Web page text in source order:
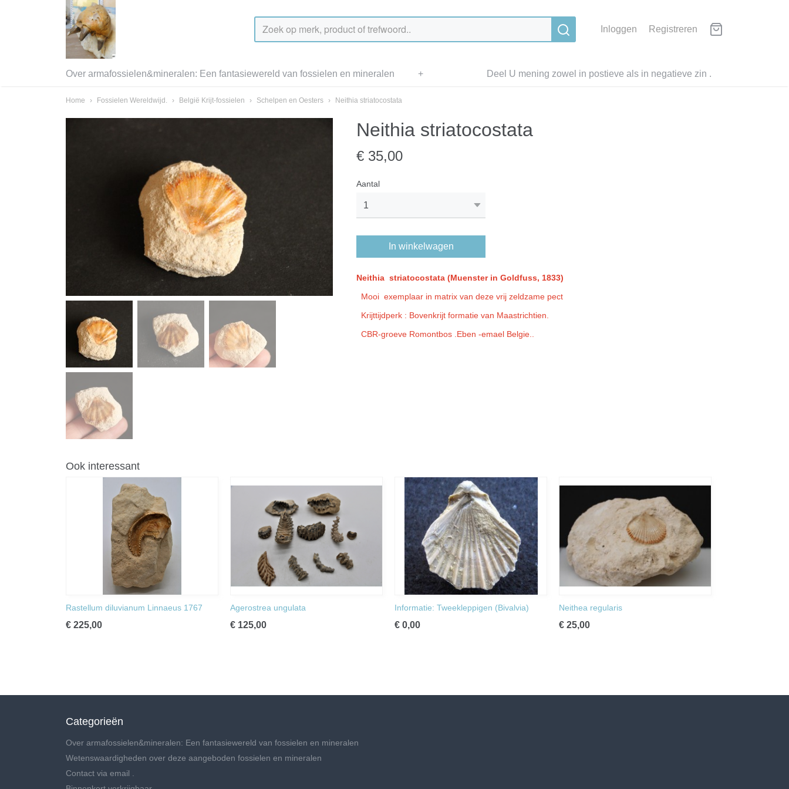
Inloggen Registreren
Deel U mening zowel in postieve als in negatieve zin .
Over armafossielen&mineralen: Een fantasiewereld van fossielen en mineralen +
Home › Fossielen Wereldwijd. › België Krijt-fossielen › Schelpen en Oesters › Neithia striatocostata
Neithia striatocostata
€ 35,00
Aantal
In winkelwagen
Neithia striatocostata (Muenster in Goldfuss, 1833)
Mooi exemplaar in matrix van deze vrij zeldzame pect
Krijttijdperk : Bovenkrijt formatie van Maastrichtien.
CBR-groeve Romontbos .Eben -emael Belgie..
Ook interessant
Rastellum diluvianum Linnaeus 1767
€ 225,00
Agerostrea ungulata
€ 125,00
Informatie: Tweekleppigen (Bivalvia)
€ 0,00
Neithea regularis
€ 25,00
Categorieën
Over armafossielen&mineralen: Een fantasiewereld van fossielen en mineralen
Wetenswaardigheden over deze aangeboden fossielen en mineralen
Contact via email .